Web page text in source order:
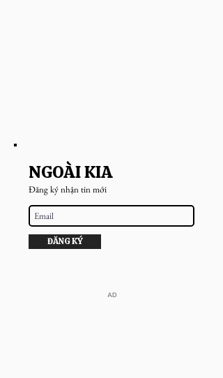
NGOÀI KIA
Đăng ký nhận tin mới
ĐĂNG KÝ
​AD